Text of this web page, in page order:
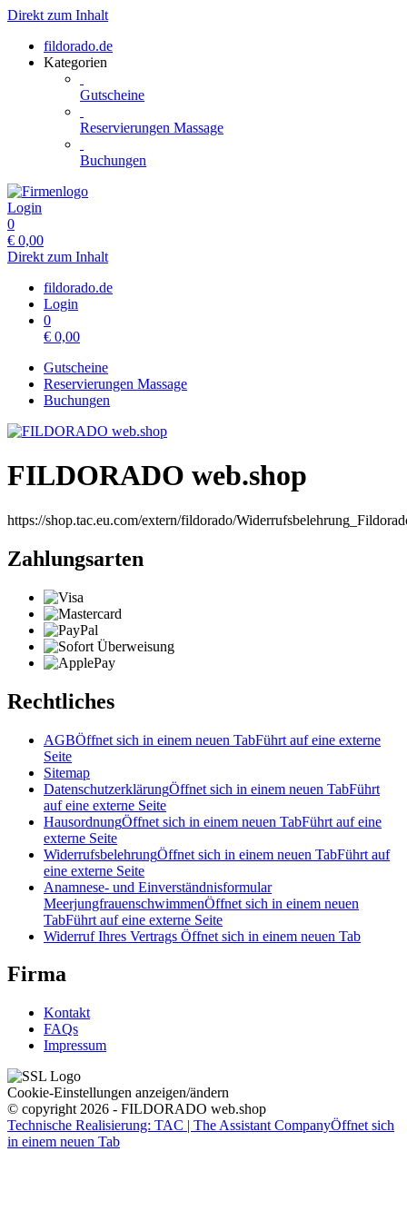
Direkt zum Inhalt
fildorado.de
Kategorien
Gutscheine
Reservierungen Massage
Buchungen
Login
0
€ 0,00
Direkt zum Inhalt
fildorado.de
Login
0
€ 0,00
Gutscheine
Reservierungen Massage
Buchungen
FILDORADO web.shop
https://shop.tac.eu.com/extern/fildorado/
Zahlungsarten
Rechtliches
AGBÖffnet sich in einem neuen TabFührt auf eine externe
Seite
Sitemap
DatenschutzerklärungÖffnet sich in einem neuen TabFührt
auf eine externe Seite
HausordnungÖffnet sich in einem neuen TabFührt auf eine
externe Seite
WiderrufsbelehrungÖffnet sich in einem neuen TabFührt auf
eine externe Seite
Anamnese- und Einverständnisformular
MeerjungfrauenschwimmenÖffnet sich in einem neuen
TabFührt auf eine externe Seite
Widerruf Ihres Vertrags Öffnet sich in einem neuen Tab
Firma
Kontakt
FAQs
Impressum
Cookie-Einstellungen anzeigen/ändern
© copyright 2026 - FILDORADO web.shop
Technische Realisierung: TAC | The Assistant CompanyÖffnet sich
in einem neuen Tab